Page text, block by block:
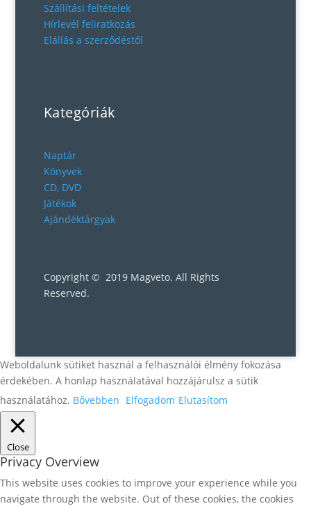
Szállítási feltételek
Hírlevél feliratkozás
Elállás a szerződéstől
Kategóriák
Naptár
Könyvek
CD, DVD
Játékok
Ajándéktárgyak
Copyright © 2019 Magveto. All Rights
Reserved.
Weboldalunk sütiket használ a felhasználói élmény fokozása
érdekében. A honlap használatával hozzájárulsz a sütik
használatához. Bővebben Elfogadom Elutasítom
Close
Privacy Overview
This website uses cookies to improve your experience while you
navigate through the website. Out of these cookies, the cookies